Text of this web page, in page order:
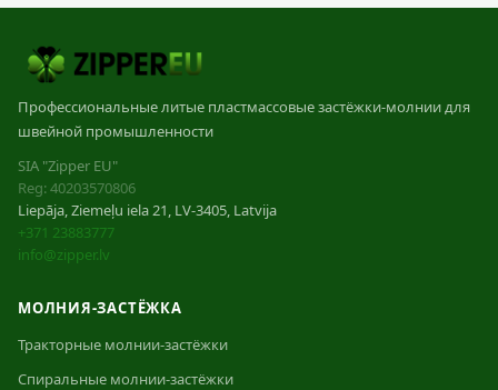
Профессиональные литые пластмассовые застёжки-молнии для
швейной промышленности
SIA "Zipper EU"
Reg: 40203570806
Liepāja, Ziemeļu iela 21, LV-3405, Latvija
+371 23883777
info@zipper.lv
МОЛНИЯ-ЗАСТЁЖКА
Тракторные молнии-застёжки
Спиральные молнии-застёжки